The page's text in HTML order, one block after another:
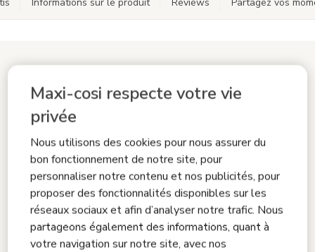
Maxi-cosi respecte votre vie
privée
Nous utilisons des cookies pour nous assurer du
bon fonctionnement de notre site, pour
personnaliser notre contenu et nos publicités, pour
proposer des fonctionnalités disponibles sur les
réseaux sociaux et afin d’analyser notre trafic. Nous
partageons également des informations, quant à
votre navigation sur notre site, avec nos
pour la chaise haute Moa
Produits assortis